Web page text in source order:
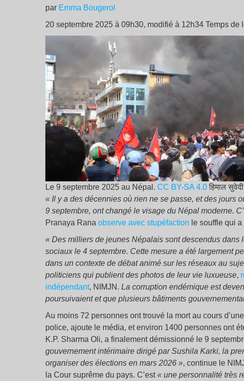
par Emma Bougerol
20 septembre 2025 à 09h30, modifié à 12h34 Temps de
Le 9 septembre 2025 au Népal. CC BY-SA 4.0 हिमाल
« Il y a des décennies où rien ne se passe, et des jours
9 septembre, ont changé le visage du Népal moderne.
Pranaya Rana observe avec stupéfaction le souffle qui
« Des milliers de jeunes Népalais sont descendus
sociaux le 4 septembre. Cette mesure a été largement
dans un contexte de débat animé sur les réseaux au
politiciens qui publient des photos de leur vie luxueuse,
indépendant, NIMJN. La corruption endémique est
poursuivaient et que plusieurs bâtiments
Au moins 72 personnes ont trouvé la mort au cours
police, ajoute le média, et environ 1400 personnes ont
K.P. Sharma Oli, a finalement démissionné le 9
gouvernement intérimaire dirigé par Sushila Karki, la
organiser des élections en mars 2026 », continue le
la Cour suprême du pays. C’est« une personnalité très